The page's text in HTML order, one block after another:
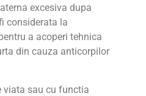
excesiva dupa
considerata la
a acoperi tehnica
din cauza anticorpilor
sau cu functia